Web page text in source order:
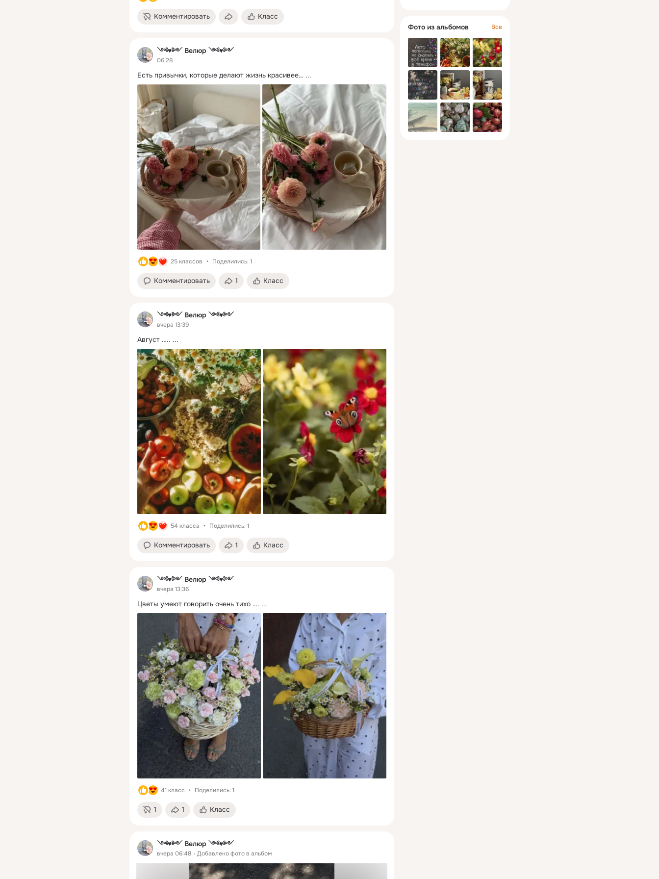
Комментировать Класс
༺♥༻ Велюр ༺♥༻
06:28
Есть привычки, которые делают жизнь красивее… ...
25 классов Поделились: 1
Комментировать 1 Класс
༺♥༻ Велюр ༺♥༻
вчера 13:39
Август ….. ...
54 класса Поделились: 1
Комментировать 1 Класс
༺♥༻ Велюр ༺♥༻
вчера 13:36
Цветы умеют говорить очень тихо …. ...
41 класс Поделились: 1
1 1 Класс
༺♥༻ Велюр ༺♥༻
вчера 06:48 Добавлено фото в альбом
Фото из альбомов Все